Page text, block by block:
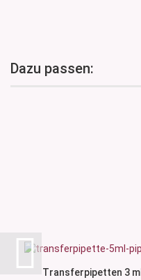
Dazu passen:
Transferpipetten 3 ml